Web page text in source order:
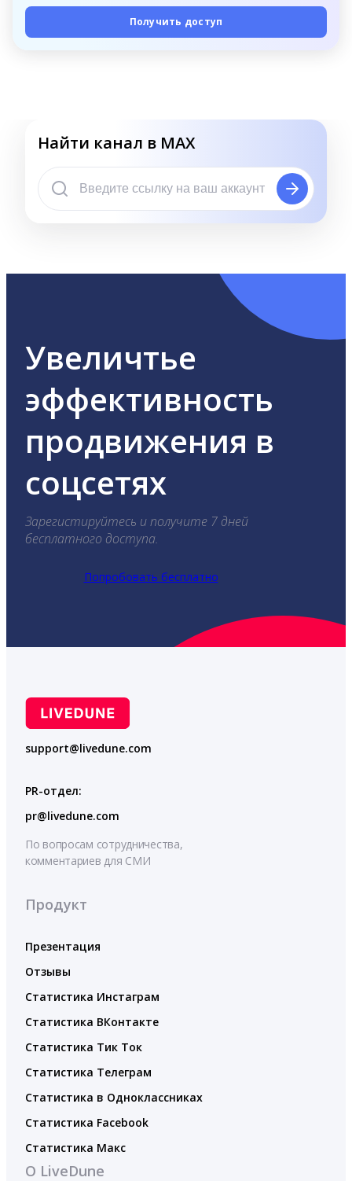
Получить доступ
Найти канал в MAX
Увеличтье
эффективность
продвижения в
соцсетях
Зарегистируйтесь и получите 7 дней
бесплатного доступа.
Попробовать бесплатно
support@livedune.com
PR-отдел:
pr@livedune.com
По вопросам сотрудничества,
комментариев для СМИ
Продукт
Презентация
Отзывы
Статистика Инстаграм
Статистика ВКонтакте
Статистика Тик Ток
Статистика Телеграм
Статистика в Одноклассниках
Статистика Facebook
Статистика Макс
О LiveDune